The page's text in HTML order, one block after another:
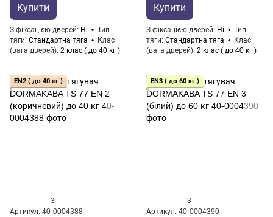
Купити
З фіксацією дверей Ні
Тип
тяги Стандартна тяга
Клас
(вага дверей) 2 клас ( до 40 кг )
Купити
З фіксацією дверей Ні
Тип
тяги Стандартна тяга
Клас
(вага дверей) 2 клас ( до 40 кг )
EN2 ( до 40 кг )
3
Артикул: 40-0004388
EN3 ( до 60 кг )
3
Артикул: 40-0004390